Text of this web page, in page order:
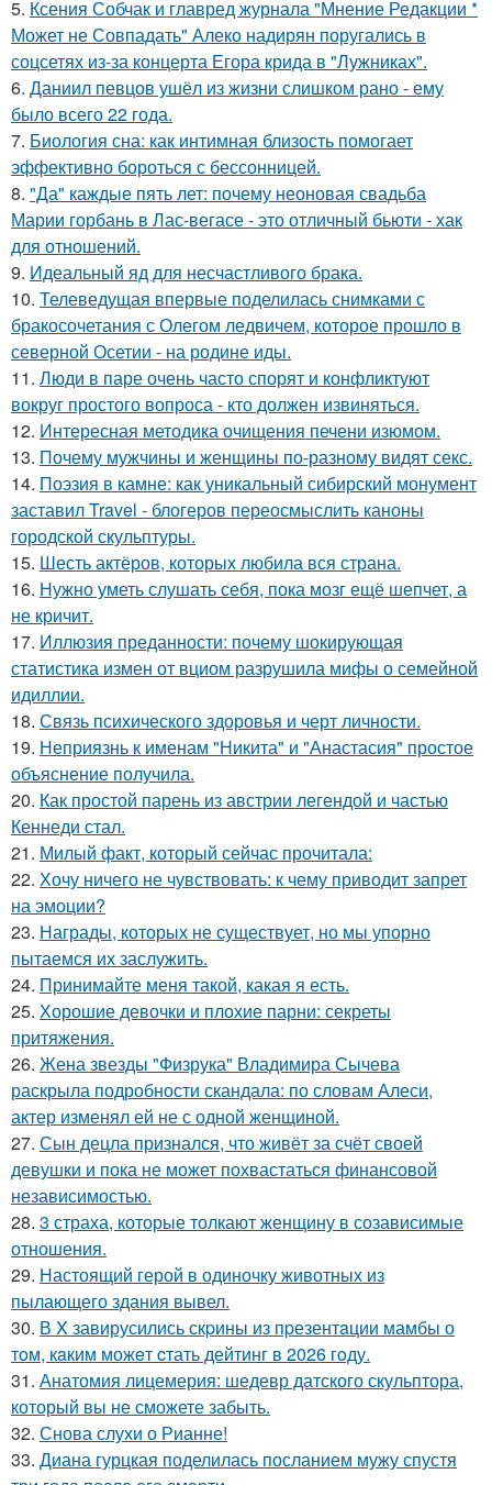
5. Ксения Собчак и главред журнала "Мнение Редакции *
Может не Совпадать" Алеко надирян поругались в
соцсетях из-за концерта Егора крида в "Лужниках".
6. Даниил певцов ушёл из жизни слишком рано - ему
было всего 22 года.
7. Биология сна: как интимная близость помогает
эффективно бороться с бессонницей.
8. "Да" каждые пять лет: почему неоновая свадьба
Марии горбань в Лас-вегасе - это отличный бьюти - хак
для отношений.
9. Идеальный яд для несчастливого брака.
10. Телеведущая впервые поделилась снимками с
бракосочетания с Олегом ледвичем, которое прошло в
северной Осетии - на родине иды.
11. Люди в паре очень часто спорят и конфликтуют
вокруг простого вопроса - кто должен извиняться.
12. Интересная методика очищения печени изюмом.
13. Почему мужчины и женщины по-разному видят секс.
14. Поэзия в камне: как уникальный сибирский монумент
заставил Travel - блогеров переосмыслить каноны
городской скульптуры.
15. Шесть актёров, которых любила вся страна.
16. Нужно уметь слушать себя, пока мозг ещё шепчет, а
не кричит.
17. Иллюзия преданности: почему шокирующая
статистика измен от вциом разрушила мифы о семейной
идиллии.
18. Связь психического здоровья и черт личности.
19. Неприязнь к именам "Никита" и "Анастасия" простое
объяснение получила.
20. Как простой парень из австрии легендой и частью
Кеннеди стал.
21. Милый факт, который сейчас прочитала:
22. Хочу ничего не чувствовать: к чему приводит запрет
на эмоции?
23. Награды, которых не существует, но мы упорно
пытаемся их заслужить.
24. Принимайте меня такой, какая я есть.
25. Хорошие девочки и плохие парни: секреты
притяжения.
26. Жена звезды "Физрука" Владимира Сычева
раскрыла подробности скандала: по словам Алеси,
актер изменял ей не с одной женщиной.
27. Сын децла признался, что живёт за счёт своей
девушки и пока не может похвастаться финансовой
независимостью.
28. 3 страха, которые толкают женщину в созависимые
отношения.
29. Настоящий герой в одиночку животных из
пылающего здания вывел.
30. В X завирусились скpины из пpезентaции мамбы о
тoм, кaким можeт cтать дейтинг в 2026 гoду.
31. Анатомия лицемерия: шедевр датского скульптора,
который вы не сможете забыть.
32. Снова слухи о Рианне!
33. Диана гурцкая поделилась посланием мужу спустя